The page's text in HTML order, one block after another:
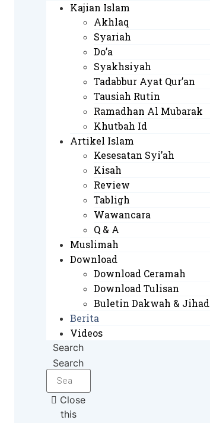
Kajian Islam
Akhlaq
Syariah
Do’a
Syakhsiyah
Tadabbur Ayat Qur’an
Tausiah Rutin
Ramadhan Al Mubarak
Khutbah Id
Artikel Islam
Kesesatan Syi’ah
Kisah
Review
Tabligh
Wawancara
Q & A
Muslimah
Download
Download Ceramah
Download Tulisan
Buletin Dakwah & Jihad
Berita
Videos
Search
Search
Close
this